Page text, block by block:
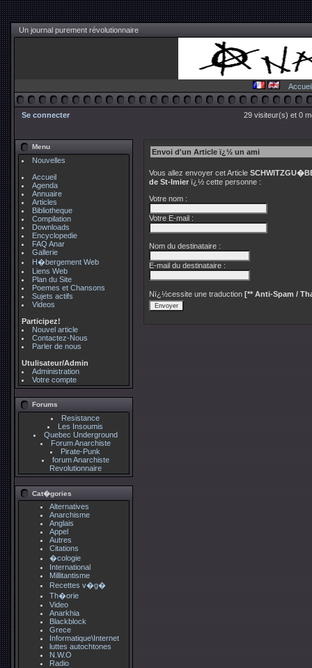
Un journal purement révolutionnaire
Accueil
Se connecter 29 visiteur(s) et 0
Menu
Nouvelles
Accueil
Agenda
Annuaire
Articles
Bibliotheque
Compilation
Downloads
Encyclopedie
FAQ Anar
Gallerie
H�bergement Web
Liens Web
Plan du Site
Poemes et Chansons
Sujets actifs
Videos
Participez!
Nouvel article
Contactez-Nous
Parler de nous
Utulisateur/Admin
Administration
Votre compte
Forums
Resistance
Les Insoumis
Quebec Underground
Forum Anarchiste
Pirate-Punk
forum Anarchiste
Revolutionnaire
Cat�gories
Alternatives
Anarchisme
Anglais
Appel
Autres
Citations
�cologie
International
Millitantisme
Recettes v�g�
Th�orie
Video
Anarkhia
Blackblock
Grece
Informatique\Internet
luttes autochtones
N.W.O
Radio
Envoi d'un Article ï¿½ un ami
Vous allez envoyer cet Article
de St-Imier ï¿½ cette personne :
Votre nom :
Votre E-mail :
Nom du destinataire :
E-mail du destinataire :
Nï¿½cessite une traduction [** Anti-Spam /